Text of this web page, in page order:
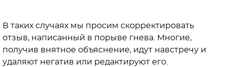
В таких случаях мы просим скорректировать
отзыв, написанный в порыве гнева. Многие,
получив внятное объяснение, идут навстречу и
удаляют негатив или редактируют его.